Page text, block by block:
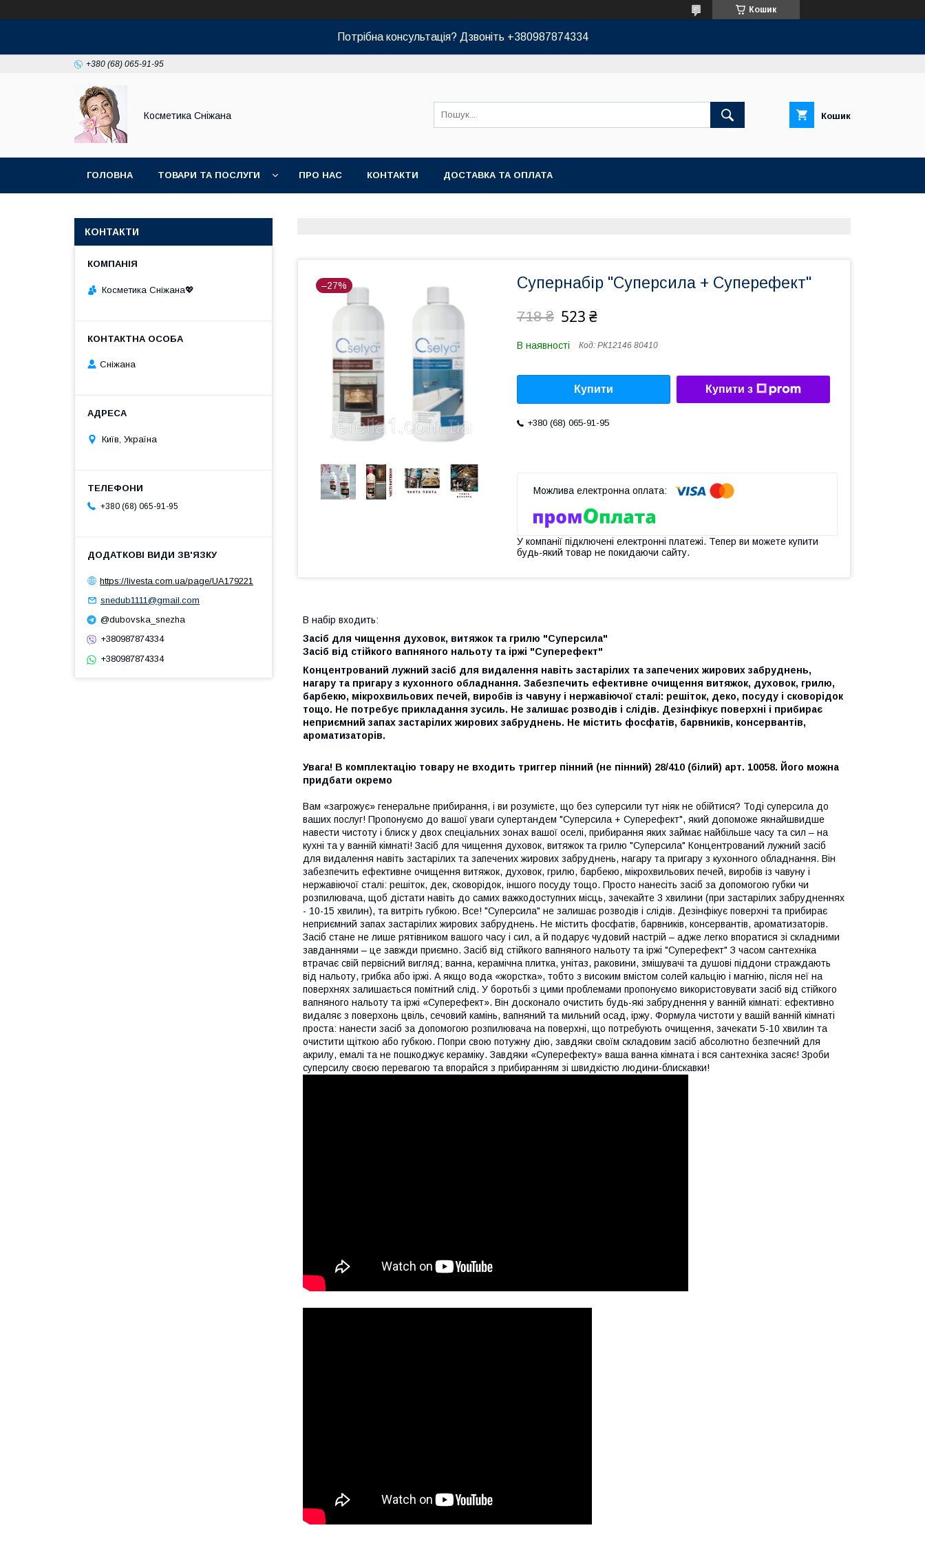
Кошик
Потрібна консультація? Дзвоніть +380987874334
+380 (68) 065-91-95
Косметика Сніжана Кошик
ГОЛОВНА ТОВАРИ ТА ПОСЛУГИ ПРО НАС КОНТАКТИ ДОСТАВКА ТА ОПЛАТА
–27% Супернабір "Суперсила + Суперефект"
718 ₴ 523 ₴
В наявності Код: РК12146 80410
Купити Купити з
+380 (68) 065-91-95
У компанії підключені електронні платежі. Тепер ви можете купити
будь-який товар не покидаючи сайту.
В набір входить:
Засіб для чищення духовок, витяжок та грилю "Суперсила"
Засіб від стійкого вапняного нальоту та іржі "Суперефект"
Концентрований лужний засіб для видалення навіть застарілих та запечених жирових забруднень,
нагару та пригару з кухонного обладнання. Забезпечить ефективне очищення витяжок, духовок, грилю,
барбекю, мікрохвильових печей, виробів із чавуну і нержавіючої сталі: решіток, деко, посуду і сковорідок
тощо. Не потребує прикладання зусиль. Не залишає розводів і слідів. Дезінфікує поверхні і прибирає
неприємний запах застарілих жирових забруднень. Не містить фосфатів, барвників, консервантів,
ароматизаторів.
Увага! В комплектацію товару не входить триггер пінний (не пінний) 28/410 (білий) арт. 10058. Його можна
придбати окремо
Вам «загрожує» генеральне прибирання, і ви розумієте, що без суперсили тут ніяк не обійтися? Тоді суперсила до
ваших послуг! Пропонуємо до вашої уваги супертандем "Суперсила + Суперефект", який допоможе якнайшвидше
навести чистоту і блиск у двох спеціальних зонах вашої оселі, прибирання яких займає найбільше часу та сил – на
кухні та у ванній кімнаті! Засіб для чищення духовок, витяжок та грилю "Суперсила" Концентрований лужний засіб
для видалення навіть застарілих та запечених жирових забруднень, нагару та пригару з кухонного обладнання. Він
забезпечить ефективне очищення витяжок, духовок, грилю, барбекю, мікрохвильових печей, виробів із чавуну і
нержавіючої сталі: решіток, дек, сковорідок, іншого посуду тощо. Просто нанесіть засіб за допомогою губки чи
розпилювача, щоб дістати навіть до самих важкодоступних місць, зачекайте 3 хвилини (при застарілих забрудненнях
- 10-15 хвилин), та витріть губкою. Все! "Суперсила" не залишає розводів і слідів. Дезінфікує поверхні та прибирає
неприємний запах застарілих жирових забруднень. Не містить фосфатів, барвників, консервантів, ароматизаторів.
Засіб стане не лише рятівником вашого часу і сил, а й подарує чудовий настрій – адже легко впоратися зі складними
завданнями – це завжди приємно. Засіб від стійкого вапняного нальоту та іржі "Суперефект" З часом сантехніка
втрачає свій первісний вигляд; ванна, керамічна плитка, унітаз, раковини, змішувачі та душові піддони страждають
від нальоту, грибка або іржі. А якщо вода «жорстка», тобто з високим вмістом солей кальцію і магнію, після неї на
поверхнях залишається помітний слід. У боротьбі з цими проблемами пропонуємо використовувати засіб від стійкого
вапняного нальоту та іржі «Суперефект». Він досконало очистить будь-які забруднення у ванній кімнаті: ефективно
видаляє з поверхонь цвіль, сечовий камінь, вапняний та мильний осад, іржу. Формула чистоти у вашій ванній кімнаті
проста: нанести засіб за допомогою розпилювача на поверхні, що потребують очищення, зачекати 5-10 хвилин та
очистити щіткою або губкою. Попри свою потужну дію, завдяки своїм складовим засіб абсолютно безпечний для
акрилу, емалі та не пошкоджує кераміку. Завдяки «Суперефекту» ваша ванна кімната і вся сантехніка засяє! Зроби
суперсилу своєю перевагою та впорайся з прибиранням зі швидкістю людини-блискавки!
КОНТАКТИ
Косметика Сніжана💖
Сніжана
Київ, Україна
+380 (68) 065-91-95
https://livesta.com.ua/page/UA179221
snedub1111@gmail.com
@dubovska_snezha
+380987874334
+380987874334